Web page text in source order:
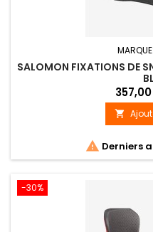
MARQUE:
SALOMON FIXATIONS DE

 Derniers
-30%